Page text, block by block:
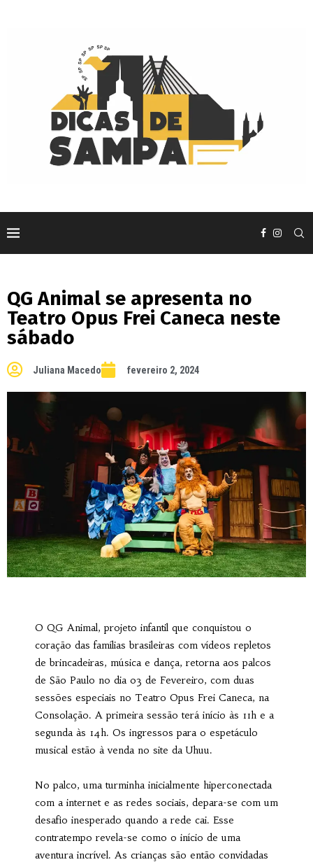
QG Animal se apresenta no
Teatro Opus Frei Caneca neste
sábado
Juliana Macedo fevereiro 2, 2024
O QG Animal, projeto infantil que conquistou o
coração das famílias brasileiras com vídeos repletos
de brincadeiras, música e dança, retorna aos palcos
de São Paulo no dia 03 de Fevereiro, com duas
sessões especiais no Teatro Opus Frei Caneca, na
Consolação. A primeira sessão terá início às 11h e a
segunda às 14h. Os ingressos para o espetáculo
musical estão à venda no site da Uhuu.
No palco, uma turminha inicialmente hiperconectada
com a internet e as redes sociais, depara-se com um
desafio inesperado quando a rede cai. Esse
contratempo revela-se como o início de uma
aventura incrível. As crianças são então convidadas